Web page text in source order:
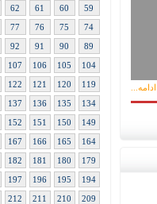
ادامه...
59
60
61
62
74
75
76
77
89
90
91
92
104
105
106
107
119
120
121
122
134
135
136
137
149
150
151
152
164
165
166
167
179
180
181
182
194
195
196
197
209
210
211
212